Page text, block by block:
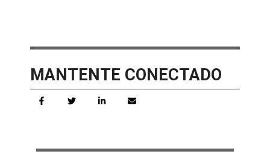
MANTENTE CONECTADO